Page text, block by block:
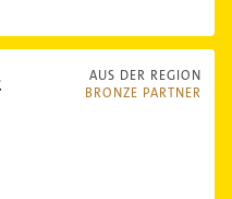
AUS DER REGION
BRONZE PARTNER